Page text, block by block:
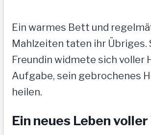
Ein warmes Bett und
Mahlzeiten taten ihr Übriges.
Freundin widmete sich voller
Aufgabe, sein gebrochenes
heilen.
Ein neues Leben